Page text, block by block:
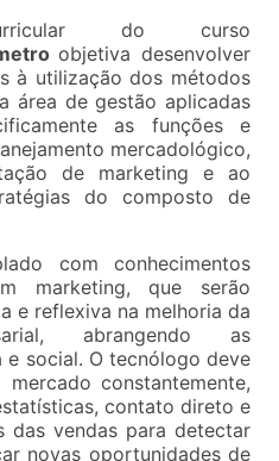
do curso
objetiva desenvolver
à utilização dos métodos
área de gestão aplicadas
as funções e
mercadológico,
de marketing e ao
do composto de
com conhecimentos
marketing, que serão
e reflexiva na melhoria da
abrangendo as
e social. O tecnólogo deve
constantemente,
contato direto e
das vendas para detectar
novas oportunidades de